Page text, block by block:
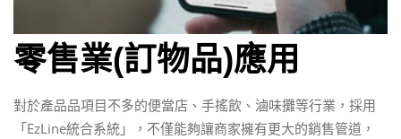
零售業(訂物品)應用
對於產品品項目不多的便當店、手搖飲、滷味攤等行業，採用
「EzLine統合系統」，不僅能夠讓商家擁有更大的銷售管道，